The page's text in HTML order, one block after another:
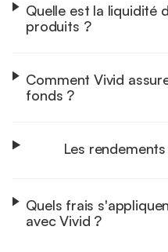
Quelle est la liquidité
produits ?
Comment Vivid
fonds ?
Les
Quels frais
avec Vivid ?